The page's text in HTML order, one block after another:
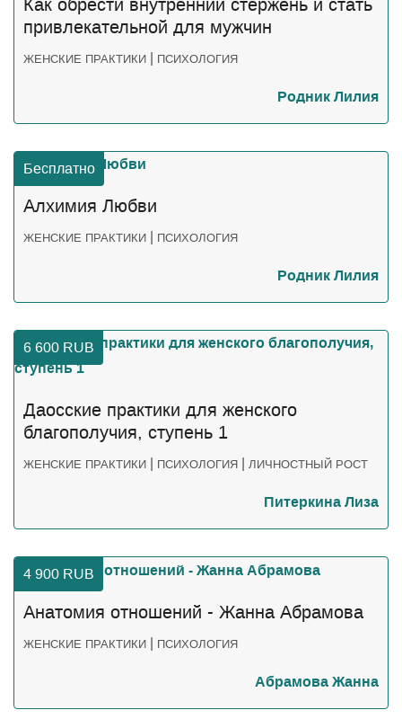
привлекательной для мужчин
ЖЕНСКИЕ ПРАКТИКИ | ПСИХОЛОГИЯ
Родник Лилия
Бесплатно
Алхимия Любви
ЖЕНСКИЕ ПРАКТИКИ | ПСИХОЛОГИЯ
Родник Лилия
6 600 RUB
Даосские практики для женского
благополучия, ступень 1
ЖЕНСКИЕ ПРАКТИКИ | ПСИХОЛОГИЯ | ЛИЧНОСТНЫЙ РОСТ
Питеркина Лиза
4 900 RUB
Анатомия отношений - Жанна Абрамова
ЖЕНСКИЕ ПРАКТИКИ | ПСИХОЛОГИЯ
Абрамова Жанна